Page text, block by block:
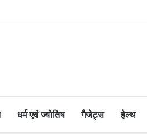
धर्म एवं ज्योतिष गैजेट्स हेल्थ